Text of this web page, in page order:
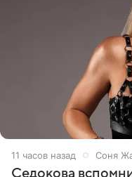
11 часов назад Соня
Седокова